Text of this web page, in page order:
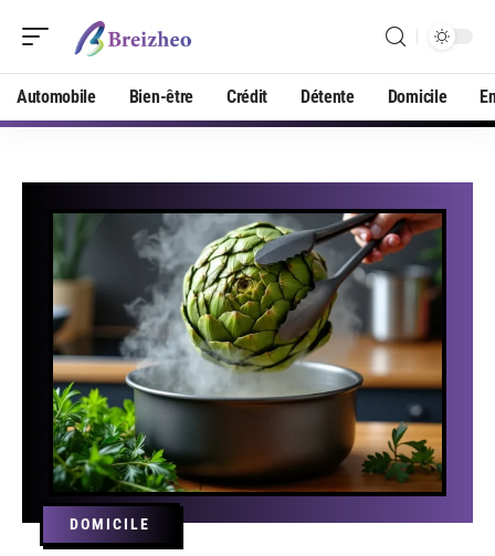
Automobile Bien-être Crédit Détente Domicile
DOMICILE